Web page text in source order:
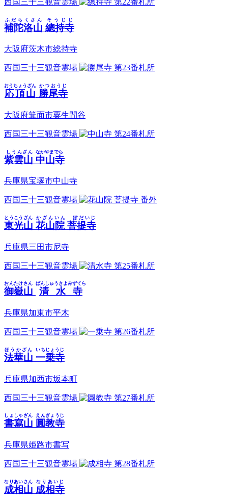
西国三十三観音霊場 第22番札所
補陀洛山
ふだらくさん
總持寺
そうじじ
大阪府茨木市総持寺
西国三十三観音霊場 第23番札所
応頂山
おうちょうざん
勝尾寺
かつおうじ
大阪府箕面市粟生間谷
西国三十三観音霊場 第24番札所
紫雲山
しうんざん
中山寺
なかやまでら
兵庫県宝塚市中山寺
西国三十三観音霊場 番外
東光山
とうこうざん
花山院 菩提寺
かざんいん ぼだいじ
兵庫県三田市尼寺
西国三十三観音霊場 第25番札所
御嶽山
おんたけさん
清水寺
ばんしゅうきよみずてら
兵庫県加東市平木
西国三十三観音霊場 第26番札所
法華山
ほうかざん
一乗寺
いちじょうじ
兵庫県加西市坂本町
西国三十三観音霊場 第27番札所
書寫山
しょしゃざん
圓教寺
えんぎょうじ
兵庫県姫路市書写
西国三十三観音霊場 第28番札所
成相山
なりあいさん
成相寺
なりあいじ